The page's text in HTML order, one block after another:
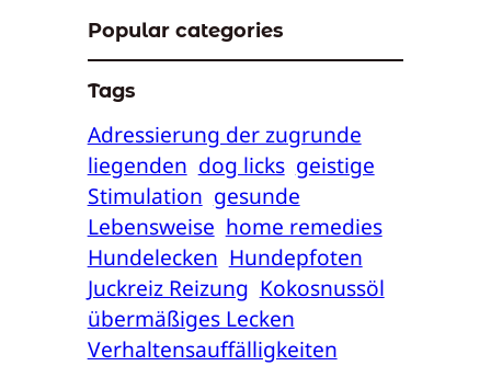
Popular categories
Tags
Adressierung der zugrunde
liegenden dog licks geistige
Stimulation gesunde
Lebensweise home remedies
Hundelecken Hundepfoten
Juckreiz Reizung Kokosnussöl
übermäßiges Lecken
Verhaltensauffälligkeiten